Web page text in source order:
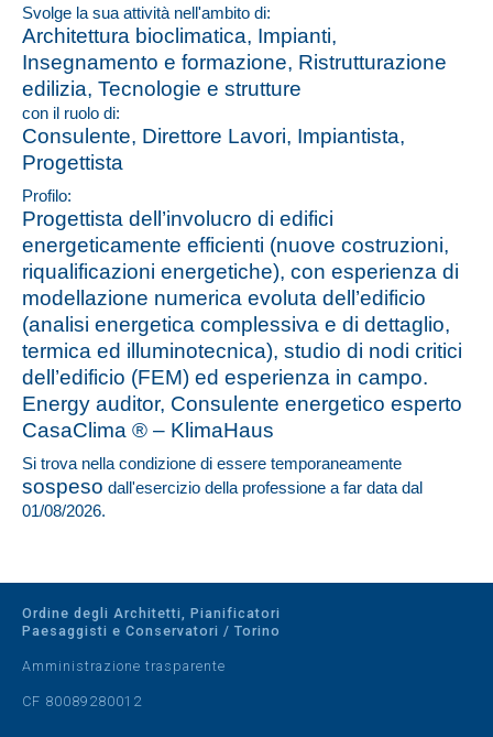
Svolge la sua attività nell'ambito di:
Architettura bioclimatica, Impianti,
Insegnamento e formazione, Ristrutturazione
edilizia, Tecnologie e strutture
con il ruolo di:
Consulente, Direttore Lavori, Impiantista,
Progettista
Profilo:
Progettista dell’involucro di edifici
energeticamente efficienti (nuove costruzioni,
riqualificazioni energetiche), con esperienza di
modellazione numerica evoluta dell’edificio
(analisi energetica complessiva e di dettaglio,
termica ed illuminotecnica), studio di nodi critici
dell’edificio (FEM) ed esperienza in campo.
Energy auditor, Consulente energetico esperto
CasaClima ® – KlimaHaus
Si trova nella condizione di essere temporaneamente
sospeso dall'esercizio della professione a far data dal
01/08/2026.
Ordine degli Architetti, Pianificatori
Paesaggisti e Conservatori / Torino
Amministrazione trasparente
CF 80089280012